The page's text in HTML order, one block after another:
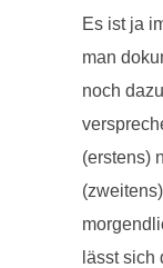
Es ist ja
man
noch
(erstens)
lässt sich